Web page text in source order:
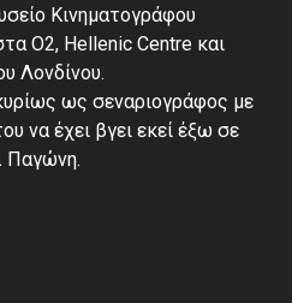
Κινηματογράφου
O2, Hellenic Centre και
Λονδίνου.
ως σεναριογράφος με
να έχει βγει εκεί έξω σε
Παγώνη.